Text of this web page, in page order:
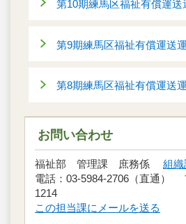
第10期練馬区福祉有償運送
第9期練馬区福祉有償運送
第8期練馬区福祉有償運送
お問い合わせ
福祉部 管理課 庶務係 組
電話：03-5984-2706（直通）
1214
この担当課にメールを送る